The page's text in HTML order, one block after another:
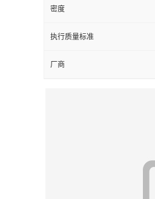
密度
执行质量标准
厂商